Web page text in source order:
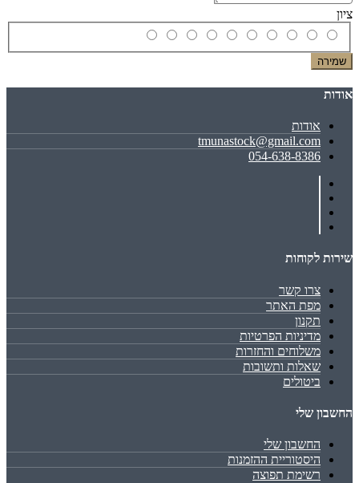
ציון
שמירה
אודות
אודות
tmunastock@gmail.com
054-638-8386
שירות לקוחות
צרו קשר
מפת האתר
תקנון
מדיניות הפרטיות
משלוחים והחזרות
שאלות ותשובות
ביטולים
החשבון שלי
החשבון שלי
היסטוריית ההזמנות
רשימת תפוצה